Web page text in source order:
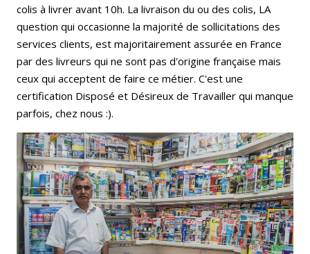
colis à livrer avant 10h. La livraison du ou des colis, LA
question qui occasionne la majorité de sollicitations des
services clients, est majoritairement assurée en France
par des livreurs qui ne sont pas d'origine française mais
ceux qui acceptent de faire ce métier. C'est une
certification Disposé et Désireux de Travailler qui manque
parfois, chez nous :).